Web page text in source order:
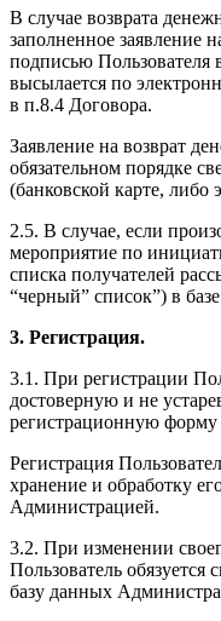
В случае возврата
заполненное заявление
подписью Пользователя
высылается по
в п.8.4 Договора.
Заявление на возврат
обязательном порядке
(банковской карте, либо
2.5. В случае, если
мероприятие по
списка получателей
“черный” список”) в базе
3. Регистрация.
3.1. При регистрации
достоверную и не
регистрационную форму
Регистрация
хранение и обработку
Администрацией.
3.2. При изменении
Пользователь обязуется
базу данных